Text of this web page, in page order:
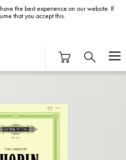
the best experience on our website. If
that you accept this.